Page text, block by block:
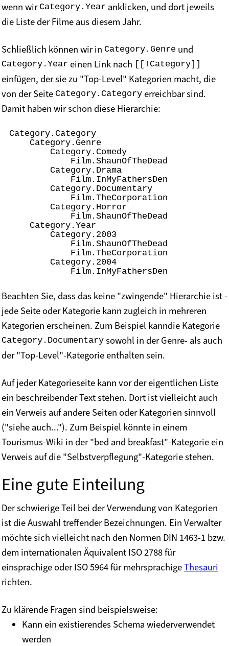
wenn wir Category.Year anklicken, und dort jeweils
die Liste der Filme aus diesem Jahr.
Schließlich können wir in Category.Genre und
Category.Year einen Link nach [[!Category]]
einfügen, der sie zu "Top-Level" Kategorien macht, die
von der Seite Category.Category erreichbar sind.
Damit haben wir schon diese Hierarchie:
Category.Category
    Category.Genre
        Category.Comedy
            Film.ShaunOfTheDead
        Category.Drama
            Film.InMyFathersDen
        Category.Documentary
            Film.TheCorporation
        Category.Horror
            Film.ShaunOfTheDead
    Category.Year
        Category.2003
            Film.ShaunOfTheDead
            Film.TheCorporation
        Category.2004
Beachten Sie, dass das keine "zwingende" Hierarchie ist -
jede Seite oder Kategorie kann zugleich in mehreren
Kategorien erscheinen. Zum Beispiel kanndie Kategorie
Category.Documentary sowohl in der Genre- als auch
der "Top-Level"-Kategorie enthalten sein.
Auf jeder Kategorieseite kann vor der eigentlichen Liste
ein beschreibender Text stehen. Dort ist vielleicht auch
ein Verweis auf andere Seiten oder Kategorien sinnvoll
("siehe auch..."). Zum Beispiel könnte in einem
Tourismus-Wiki in der "bed and breakfast"-Kategorie ein
Verweis auf die "Selbstverpflegung"-Kategorie stehen.
Eine gute Einteilung
Der schwierige Teil bei der Verwendung von Kategorien
ist die Auswahl treffender Bezeichnungen. Ein Verwalter
möchte sich vielleicht nach den Normen DIN 1463-1 bzw.
dem internationalen Äquivalent ISO 2788 für
einsprachige oder ISO 5964 für mehrsprachigeThesauri
richten.
Zu klärende Fragen sind beispielsweise:
Kann ein existierendes Schema wiederverwendet
werden